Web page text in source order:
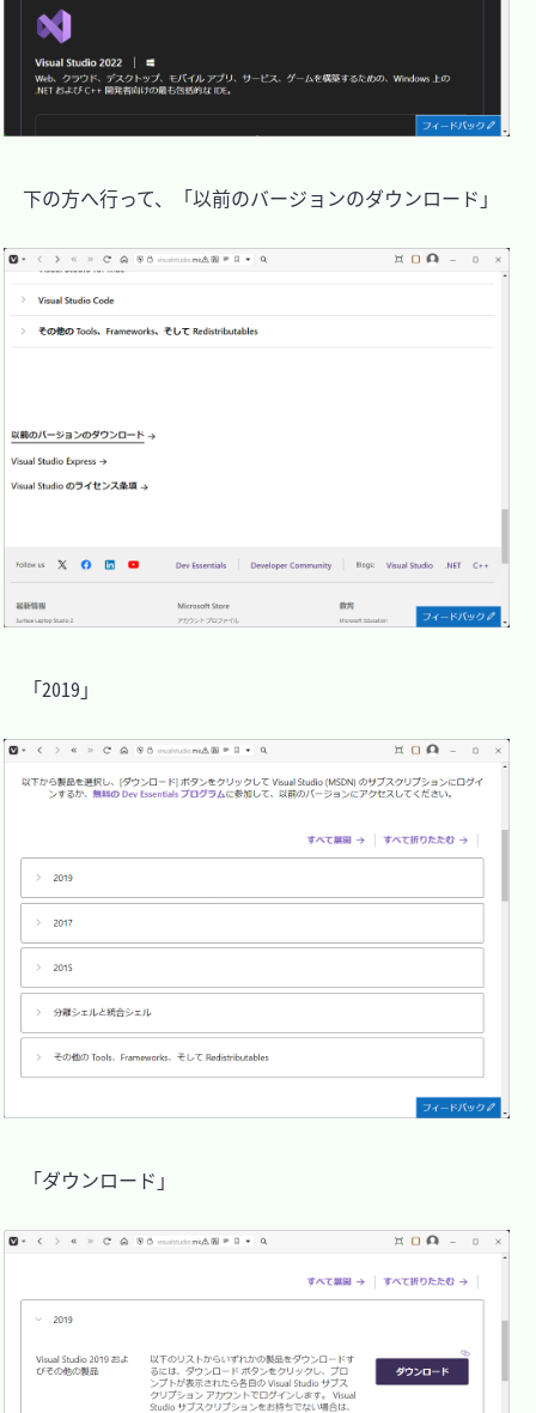
下の方へ行って、「以前のバージョンのダウンロード」
「2019」
「ダウンロード」